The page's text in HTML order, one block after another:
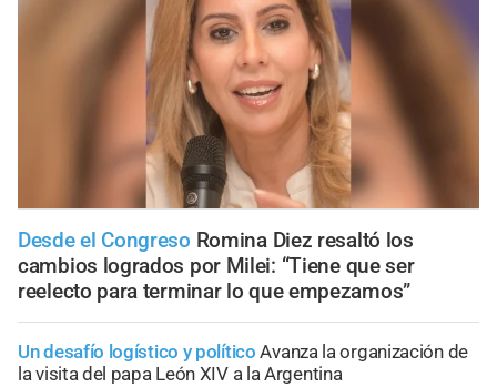
Desde el Congreso Romina Diez resaltó los
cambios logrados por Milei: “Tiene que ser
reelecto para terminar lo que empezamos”
Un desafío logístico y político Avanza la organización de
la visita del papa León XIV a la Argentina